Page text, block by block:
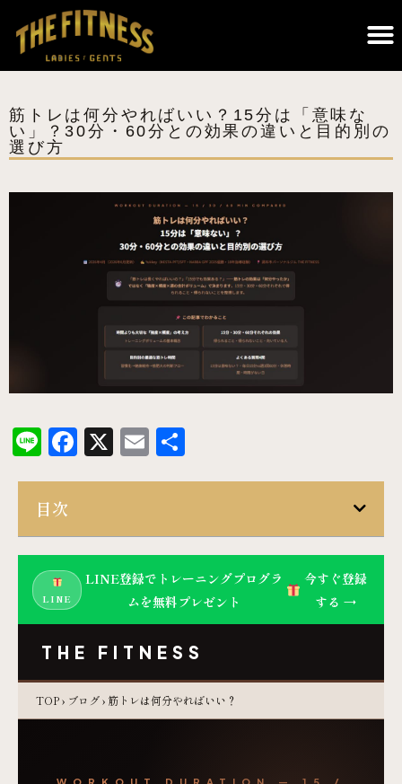
筋トレは何分やればいい？15分は「意味な
い」？30分・60分との効果の違いと目的別の
選び方
LineFacebook
X Email
有
目次
LINE
LINE登録でトレーニングプログラ
ムを無料プレゼント
今すぐ登録
する →
THE FITNESS
TOP› ブログ› 筋トレは何分やればいい？
WORKOUT DURATION — 15 /